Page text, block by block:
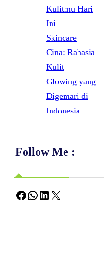
Kulitmu Hari
Ini
Skincare
Cina: Rahasia
Kulit
Glowing yang
Digemari di
Indonesia
Follow Me :
Facebook WhatsApp LinkedIn X